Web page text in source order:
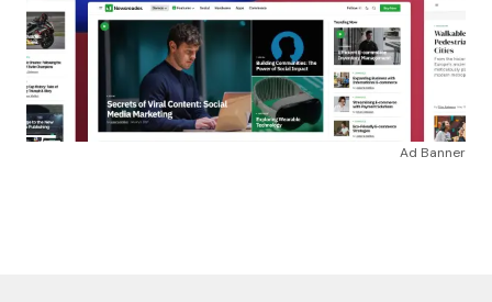
Ad Banner